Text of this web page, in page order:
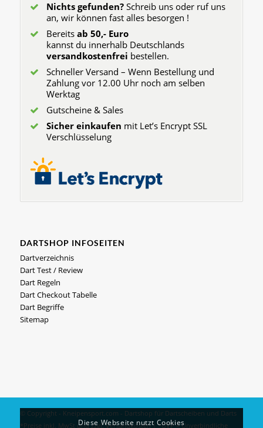
Nichts gefunden?Schreib uns oder ruf uns
an, wir können fast alles besorgen !
Bereits ab 50,- Euro
kannst du innerhalb Deutschlands
versandkostenfrei bestellen.
Schneller Versand – Wenn Bestellung und
Zahlung vor 12.00 Uhr noch am selben
Werktag
Gutscheine & Sales
Sicher einkaufen mit Let’s Encrypt SSL
Verschlüsselung
DARTSHOP INFOSEITEN
Dartverzeichnis
Dart Test / Review
Dart Regeln
Dart Checkout Tabelle
Dart Begriffe
Sitemap
© Copyright - Kneipensport.com - Dartshop für Dartscheiben und Darts
*Preise inkl. MwSt und zzgl.Versandkosten| *UVP = Unverbindliche
Diese Webseite nutzt Cookies